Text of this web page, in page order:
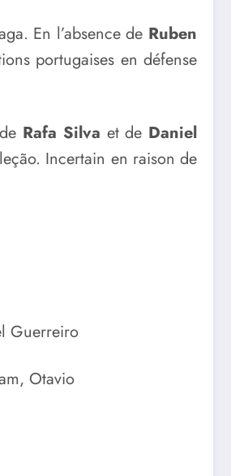
En l’absence de Ruben
portugaises en défense
Rafa Silva et de Daniel
Incertain en raison de
Guerreiro
Otavio